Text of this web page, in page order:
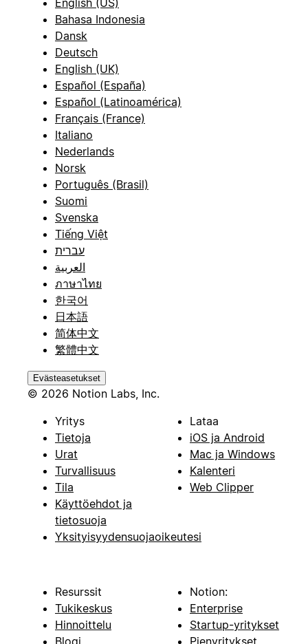
English (US)
Bahasa Indonesia
Dansk
Deutsch
English (UK)
Español (España)
Español (Latinoamérica)
Français (France)
Italiano
Nederlands
Norsk
Português (Brasil)
Suomi
Svenska
Tiếng Việt
עברית
العربية
ภาษาไทย
한국어
日本語
简体中文
繁體中文
Evästeasetukset
© 2026 Notion Labs, Inc.
Yritys
Tietoja
Urat
Turvallisuus
Tila
Käyttöehdot ja
tietosuoja
Yksityisyydensuojaoikeutesi
Lataa
iOS ja Android
Mac ja Windows
Kalenteri
Web Clipper
Resurssit
Tukikeskus
Hinnoittelu
Notion:
Enterprise
Startup-yritykset